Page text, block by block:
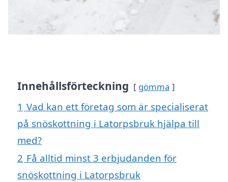
Innehållsförteckning gömma
1 Vad kan ett företag som är specialiserat
på snöskottning i Latorpsbruk hjälpa till
med?
2 Få alltid minst 3 erbjudanden för
snöskottning i Latorpsbruk